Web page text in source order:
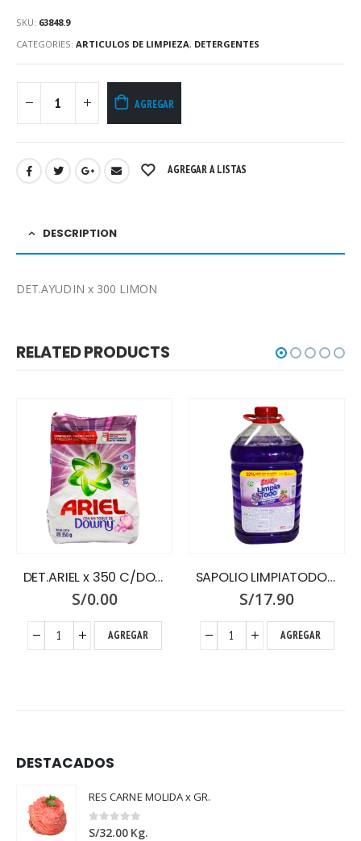
SKU: 63848.9
CATEGORIES: ARTICULOS DE LIMPIEZA, DETERGENTES
AGREGAR
AGREGAR A LISTAS
DESCRIPTION
DET.AYUDIN x 300 LIMON
RELATED PRODUCTS
DET.ARIEL x 350 C/DOWNY
S/0.00
AGREGAR
SAPOLIO LIMPIATODO X 5 LT.LAVANDA
S/17.90
AGREGAR
DESTACADOS
RES CARNE MOLIDA x GR.
0out of 5
S/32.00 Kg.